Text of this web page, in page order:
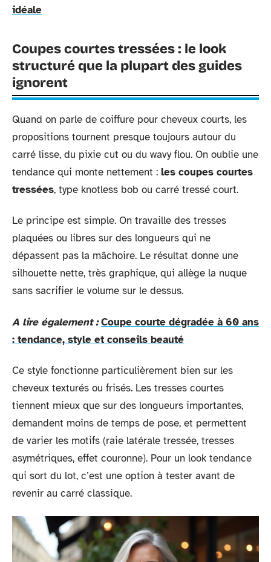
idéale
Coupes courtes tressées : le look
structuré que la plupart des guides
ignorent
Quand on parle de coiffure pour cheveux courts, les
propositions tournent presque toujours autour du
carré lisse, du pixie cut ou du wavy flou. On oublie une
tendance qui monte nettement : les coupes courtes
tressées, type knotless bob ou carré tressé court.
Le principe est simple. On travaille des tresses
plaquées ou libres sur des longueurs qui ne
dépassent pas la mâchoire. Le résultat donne une
silhouette nette, très graphique, qui allège la nuque
sans sacrifier le volume sur le dessus.
A lire également : Coupe courte dégradée à 60 ans
: tendance, style et conseils beauté
Ce style fonctionne particulièrement bien sur les
cheveux texturés ou frisés. Les tresses courtes
tiennent mieux que sur des longueurs importantes,
demandent moins de temps de pose, et permettent
de varier les motifs (raie latérale tressée, tresses
asymétriques, effet couronne). Pour un look tendance
qui sort du lot, c’est une option à tester avant de
revenir au carré classique.